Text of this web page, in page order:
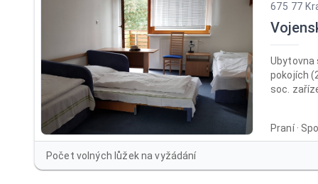
675 77
Ubytovna
pokojích
soc.
recepce,
altán
v provozu
Praní ·
Počet volných lůžek na vyžádání